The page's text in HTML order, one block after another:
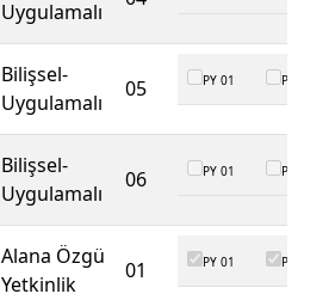
Uygulamalı
Bilişsel-
Uygulamalı
05 PY 01 PY 02
Bilişsel-
Uygulamalı
06 PY 01 PY 02
Alana Özgü
Yetkinlik
01 PY 01 PY 02